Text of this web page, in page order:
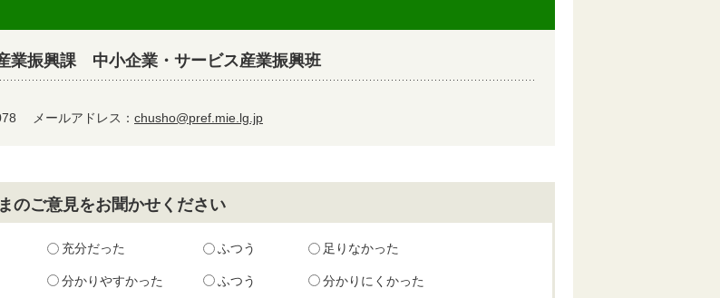
振興課 中小企業・サービス産業振興班
メールアドレス： chusho@pref.mie.lg.jp
のご意見をお聞かせください
充分だった ふつう 足りなかった
分かりやすかった ふつう 分かりにくかった